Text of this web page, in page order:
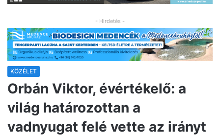
- Hirdetés -
KÖZÉLET
Orbán Viktor, évértékelő: a
világ határozottan a
vadnyugat felé vette az irányt